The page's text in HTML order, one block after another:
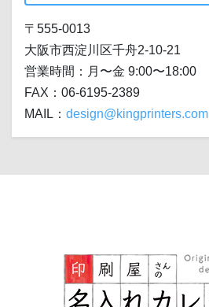
〒555-0013
大阪市西淀川区千舟2-10-21
営業時間：月〜金 9:00〜18:00
FAX：06-6195-2389
MAIL： design@kingprinters.com